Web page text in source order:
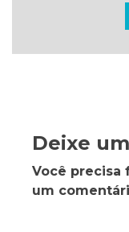
Deixe
Você precisa
um